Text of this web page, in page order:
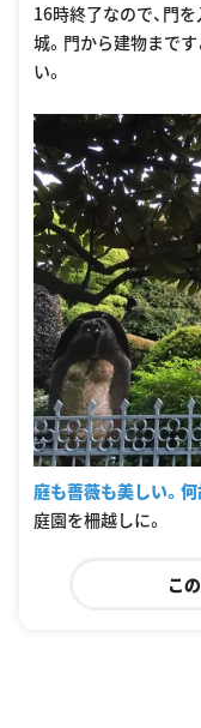
16時終了なので、門
城。門から建物まで
い。
庭も薔薇も美しい。何
庭園を柵越しに。
こ